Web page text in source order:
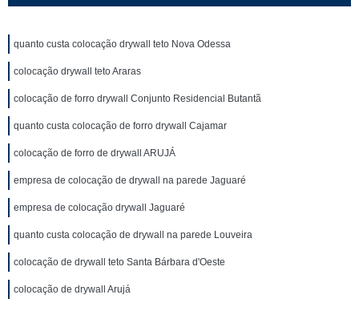
quanto custa colocação drywall teto Nova Odessa
colocação drywall teto Araras
colocação de forro drywall Conjunto Residencial Butantã
quanto custa colocação de forro drywall Cajamar
colocação de forro de drywall ARUJÁ
empresa de colocação de drywall na parede Jaguaré
empresa de colocação drywall Jaguaré
quanto custa colocação de drywall na parede Louveira
colocação de drywall teto Santa Bárbara d'Oeste
colocação de drywall Arujá